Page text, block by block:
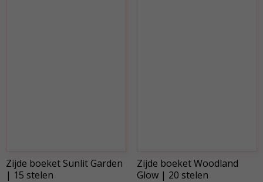
Zijde boeket Sunlit Garden
| 15 stelen
Zijde boeket Woodland
Glow | 20 stelen